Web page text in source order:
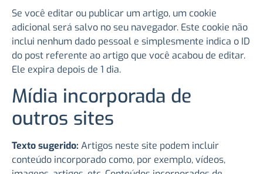
Se você editar ou publicar um artigo, um cookie
adicional será salvo no seu navegador. Este cookie não
inclui nenhum dado pessoal e simplesmente indica o ID
do post referente ao artigo que você acabou de editar.
Ele expira depois de 1 dia.
Mídia incorporada de
outros sites
Texto sugerido: Artigos neste site podem incluir
conteúdo incorporado como, por exemplo, vídeos,